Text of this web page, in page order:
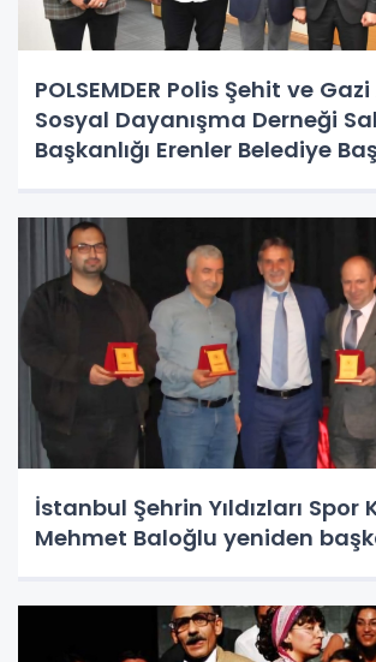
POLSEMDER Polis Şehit ve
Sosyal Dayanışma Derneği
Başkanlığı Erenler Belediye
İstanbul Şehrin Yıldızları Spor
Mehmet Baloğlu yeniden